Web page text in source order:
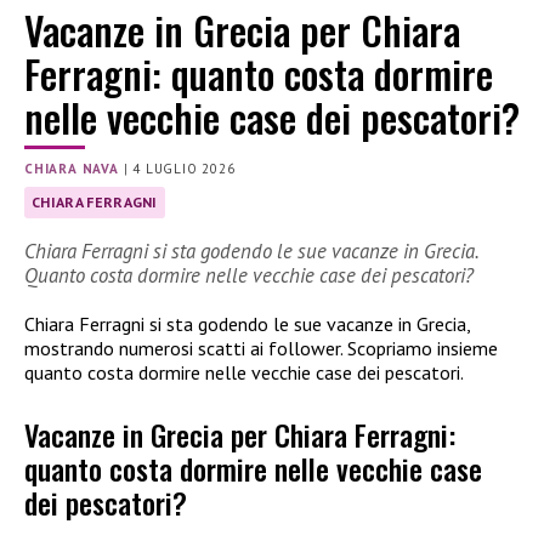
Vacanze in Grecia per Chiara
Ferragni: quanto costa dormire
nelle vecchie case dei pescatori?
CHIARA NAVA |4 LUGLIO 2026
CHIARA FERRAGNI
Chiara Ferragni si sta godendo le sue vacanze in Grecia.
Quanto costa dormire nelle vecchie case dei pescatori?
Chiara Ferragni si sta godendo le sue vacanze in Grecia,
mostrando numerosi scatti ai follower. Scopriamo insieme
quanto costa dormire nelle vecchie case dei pescatori.
Vacanze in Grecia per Chiara Ferragni:
quanto costa dormire nelle vecchie case
dei pescatori?